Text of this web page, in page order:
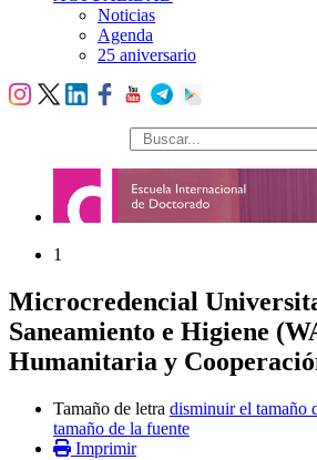
Noticias
Agenda
25 aniversario
búsqueda
1
Microcredencial
Saneamiento e Higiene
Humanitaria y
Tamaño de letra disminuir el tamaño
tamaño de la fuente
Imprimir